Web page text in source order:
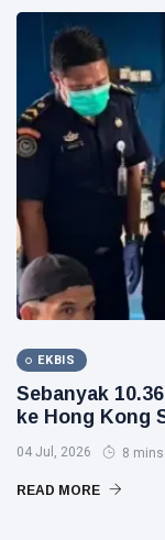
EKBIS
Sebanyak
ke Hong Kong
04 Jul, 2026 8
READ MORE